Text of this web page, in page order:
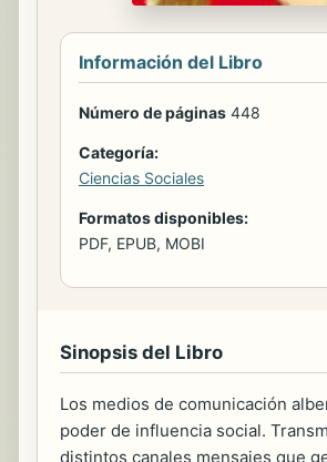
Información del Libro
Número de páginas 448
Categoría:
Ciencias Sociales
Formatos disponibles:
PDF, EPUB, MOBI
Sinopsis del Libro
Los medios de comunicación
poder de influencia social.
distintos canales mensajes que